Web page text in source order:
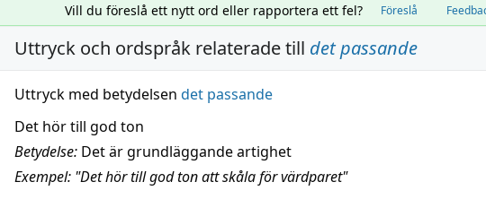
Vill du föreslå ett nytt ord eller rapportera ett fel? Föreslå
Uttryck och ordspråk relaterade till det passande
Uttryck med betydelsen det passande
Det hör till god ton
Betydelse: Det är grundläggande artighet
Exempel: "Det hör till god ton att skåla för värdparet"